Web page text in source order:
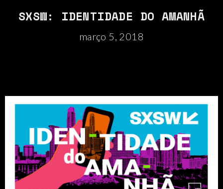
SXSW: IDENTIDADE DO AMANHÃ
março 5, 2018